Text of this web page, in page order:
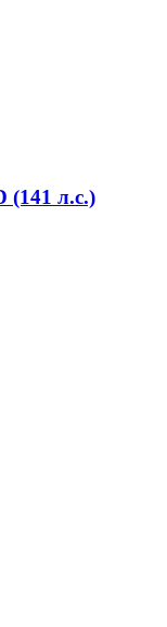
(141 л.с.)